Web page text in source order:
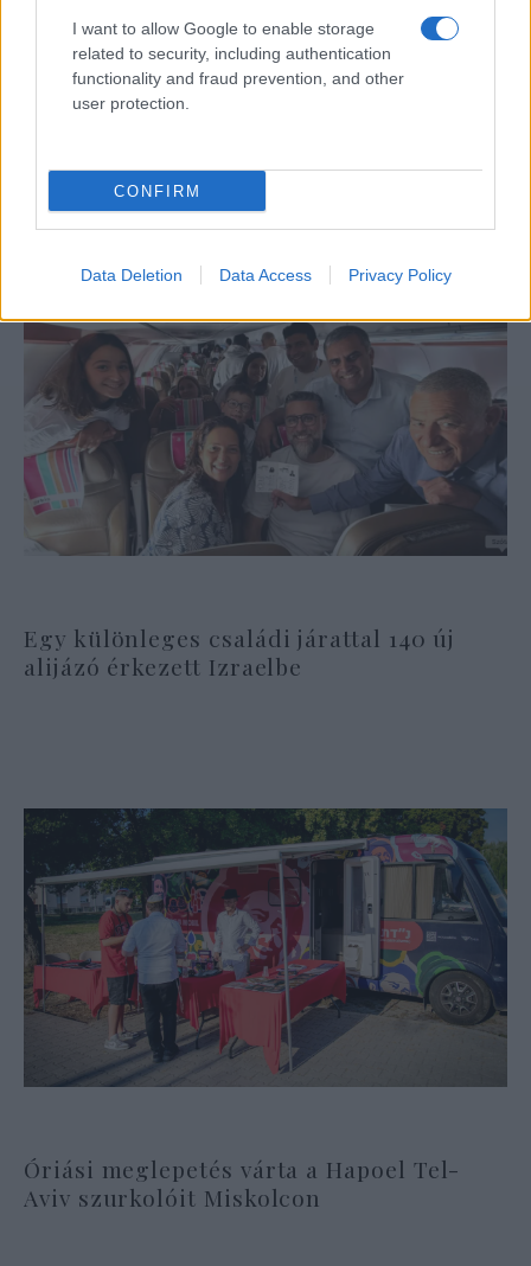
I want to allow Google to enable storage
related to security, including authentication
functionality and fraud prevention, and other
user protection.
CONFIRM
Data Deletion Data Access Privacy Policy
Egész Európát fenyegeti az Iránhoz
köthető terrorizmus – állítja a német
Egy különleges családi járattal 140 új
alijázó érkezett Izraelbe
Óriási meglepetés várta a Hapoel Tel-
Aviv szurkolóit Miskolcon